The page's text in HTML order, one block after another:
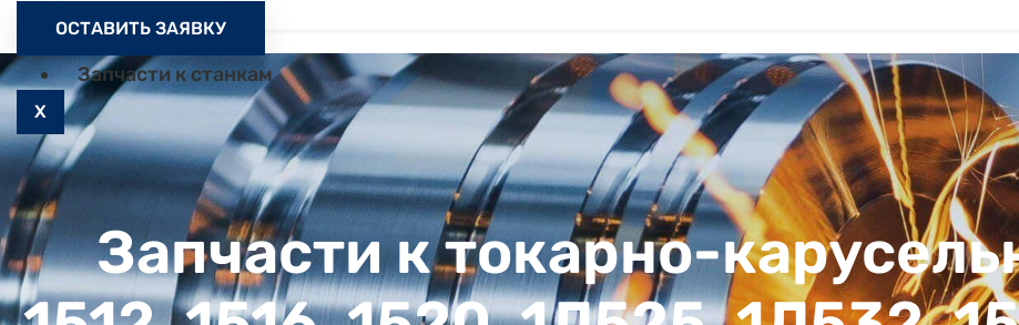
Запчасти к станкам
X
ОСТАВИТЬ ЗАЯВКУ
Запчасти к токарно-